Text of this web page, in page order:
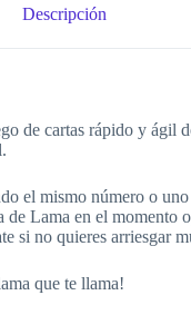
Descripción
de cartas rápido y ágil
el mismo número o
de Lama en el momento
si no quieres arriesgar
que te llama!